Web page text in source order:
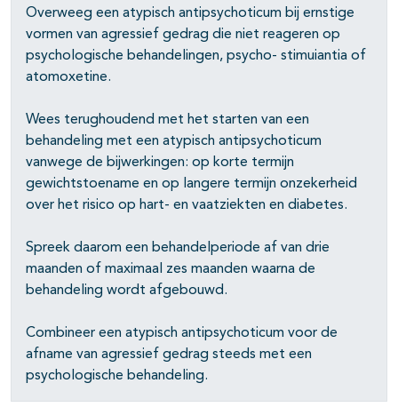
open- en dichtklappen
Overweeg een atypisch antipsychoticum bij ernstige
vormen van agres­sief gedrag die niet reageren op
psychologische behandelingen, psycho- stimuiantia of
atomoxetine.
Wees terughoudend met het starten van een
behandeling met een atypisch antipsychoticum
vanwege de bijwerkingen: op korte termijn
gewichtstoename en op langere termijn onzekerheid
over het risico op hart- en vaatziekten en diabetes.
Spreek daarom een behandelperiode af van drie
maanden of maximaal zes maanden waarna de
behandeling wordt afgebouwd.
Combineer een atypisch antipsychoticum voor de
afname van agressief gedrag steeds met een
psychologische behandeling.